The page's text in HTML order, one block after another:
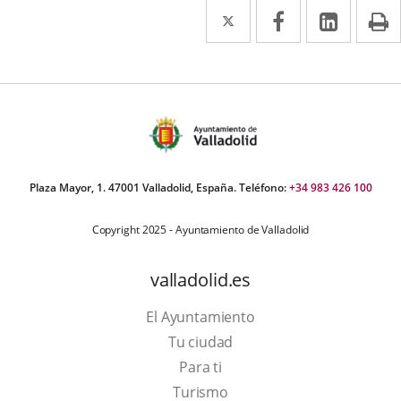
Twitter
Enlace
a
externa.
Facebook
Enlace
a
Enlace
a
Plaza Mayor, 1. 47001 Valladolid, España. Teléfono:+34 983 426 100
Copyright 2025 - Ayuntamiento de Valladolid
valladolid.es
El Ayuntamiento
Tu ciudad
Para ti
TurismoEste